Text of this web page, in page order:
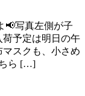
📢写真左側が子
荷予定は明日の午
マスクも、小さめ
ら […]